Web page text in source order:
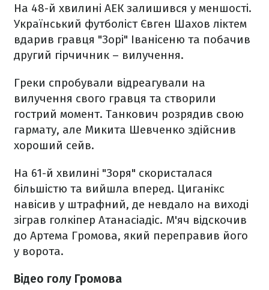
На 48-й хвилині АЕК залишився у меншості.
Український футболіст Євген Шахов ліктем
вдарив гравця "Зорі" Іванісеню та побачив
другий гірчичник – вилучення.
Греки спробували відреагували на
вилучення свого гравця та створили
гострий момент. Танкович розрядив свою
гармату, але Микита Шевченко здійснив
хороший сейв.
На 61-й хвилині "Зоря" скористалася
більшістю та вийшла вперед. Циганікс
навісив у штрафний, де невдало на виході
зіграв голкіпер Атанасіадіс. М'яч відскочив
до Артема Громова, який переправив його
у ворота.
Відео голу Громова